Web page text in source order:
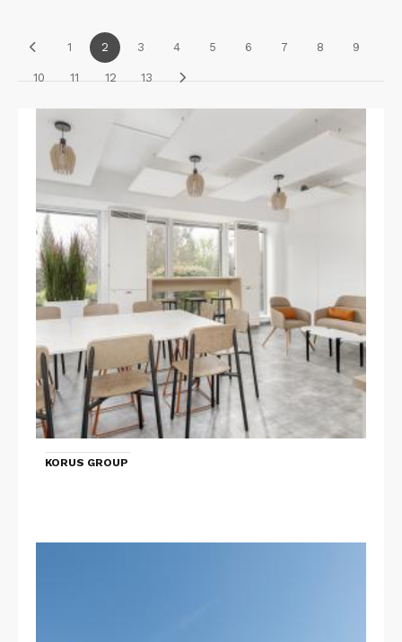
1 2 3 4 5 6 7 8 9
10 11 12 13
KORUS GROUP